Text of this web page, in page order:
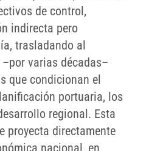
de control,
indirecta pero
trasladando al
varias décadas–
que condicionan el
portuaria, los
regional. Esta
proyecta directamente